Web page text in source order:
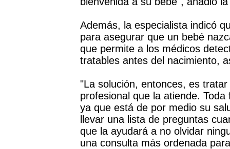
Además, la especialista indicó
para asegurar que un bebé
que permite a los médicos
tratables antes del nacimiento,
"La solución, entonces, es
profesional que la atiende.
ya que está de por medio su
llevar una lista de preguntas
que la ayudará a no olvidar
una consulta más ordenada